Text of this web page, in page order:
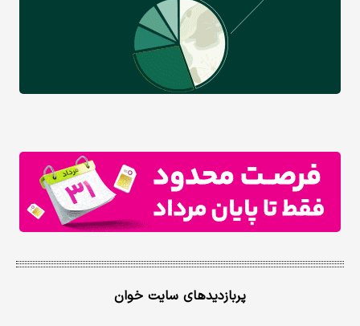
پربازدیدهای سایت خوان